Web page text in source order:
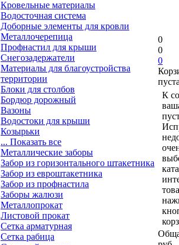
Кровельные материалы
Водосточная система
Доборные элементы для кровли
Металлочерепица
Профнастил для крыши
Снегозадержатели
Материалы для благоустройства
территории
Блоки для столбов
Бордюр дорожный
Вазоны
Водостоки для крыши
Козырьки
... Показать все
Металлические заборы
Забор из горизонтального штакетника
Забор из евроштакетника
Забор из профнастила
Заборы жалюзи
Металлопрокат
Листовой прокат
Сетка арматурная
Сетка рабица
0
0
0
К